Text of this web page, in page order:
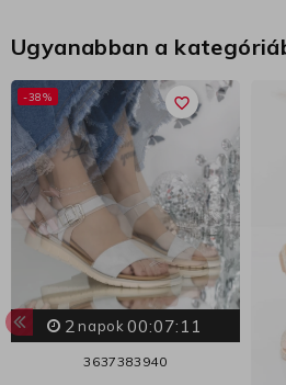
Ugyanabban a
favorite_border
-38%
2 napok 00:07:10
3637383940